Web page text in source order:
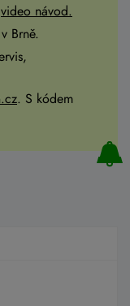
video návod.
Brně.
. S kódem